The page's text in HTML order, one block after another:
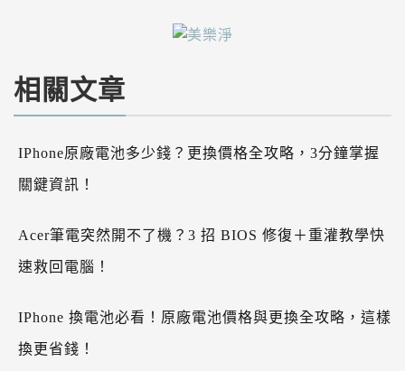
相關文章
IPhone原廠電池多少錢？更換價格全攻略，3分鐘掌握
關鍵資訊！
Acer筆電突然開不了機？3 招 BIOS 修復＋重灌教學快
速救回電腦！
IPhone 換電池必看！原廠電池價格與更換全攻略，這樣
換更省錢！